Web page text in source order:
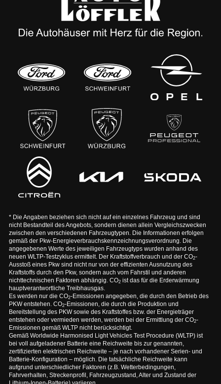
* Die Angaben beziehen sich nicht auf ein einzelnes Fahrzeug und sind
nicht Bestandteil des Angebots, sondern dienen allein Vergleichszwecken
zwischen den verschiedenen Fahrzeugtypen. Die Informationen erfolgen
gemäß der Pkw-Energieverbrauchskennzeichnungsverordnung. Die
angegebenen Werte des jeweiligen Fahrzeugtyps wurden anhand des
neuen WLTP-Testzyklus ermittelt. Der Kraftstoffverbrauch und der CO2-
Ausstoß eines Pkw sind nicht nur von der effizienten Ausnutzung des
Kraftstoffs durch den Pkw, sondern auch vom Fahrstil und anderen
nichttechnischen Faktoren abhängig. CO2ist das für die Erderwärmung
hauptverantwortliche Treibhausgas.
Es werden nur die CO2-Emissionen angegeben, die durch den Betrieb des
PKW entstehen. CO2-Emissionen, die durch die Produktion und
Bereitstellung des PKW sowie des Kraftstoffes bzw. der Energieträger
entstehen oder vermieden werden, werden bei der Ermittlung der CO2-
Emissionen gemäß WLTP nicht berücksichtigt.
Gemäß Worldwide Harmonised Light Vehicles Test Procedure (WLTP) ist
bei voll aufgeladener Batterie eine Reichweite bis zur genannten,
zertifizierten elektrischen Reichweite – je nach vorhandener Serien- und
Batterie-Konfiguration – möglich. Die tatsächliche Reichweite kann
aufgrund unterschiedlicher Faktoren (z.B. Wetterbedingungen,
Fahrverhalten, Streckenprofil, Fahrzeugzustand, Alter und Zustand der